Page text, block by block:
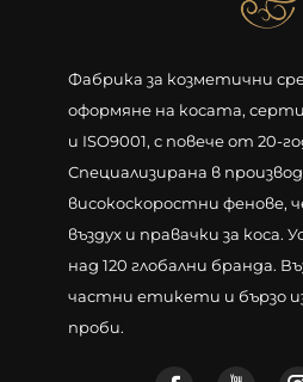
Фабрика за козметични
оформяне на косата,
и ISO9001, с повече от 20-
Специализирана в
високоскоростни фенове,
въздух и правачки за коса.
над 120 глобални бранда.
частни етикети и бързо
проби.